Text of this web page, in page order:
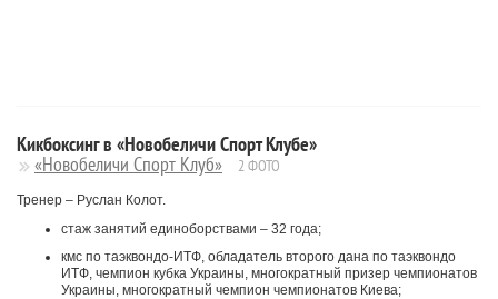
Кикбоксинг в «Новобеличи Спорт Клубе»
«Новобеличи Спорт Клуб» 2 ФОТО
Тренер – Руслан Колот.
стаж занятий единоборствами – 32 года;
кмс по таэквондо-ИТФ, обладатель второго дана по таэквондо
ИТФ, чемпион кубка Украины, многократный призер чемпионатов
Украины, многократный чемпион чемпионатов Киева;